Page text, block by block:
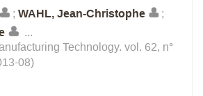
; WAHL, Jean-Christophe
;
...
Technology. vol. 62, n°
08)